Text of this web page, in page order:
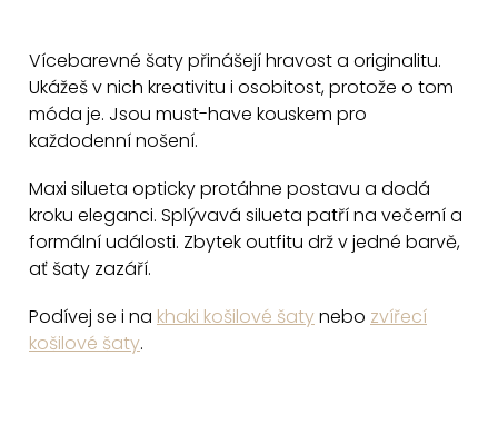
v
l
á
c
í
p
v
k
Vícebarevné šaty přinášejí hravost a originalitu.
Ukážeš v nich kreativitu i osobitost, protože o tom
móda je. Jsou must-have kouskem pro
každodenní nošení.
Maxi silueta opticky protáhne postavu a dodá
kroku eleganci. Splývavá silueta patří na večerní a
formální události. Zbytek outfitu drž v jedné barvě,
ať šaty zazáří.
Podívej se i na khaki košilové šatynebo zvířecí
košilové šaty.